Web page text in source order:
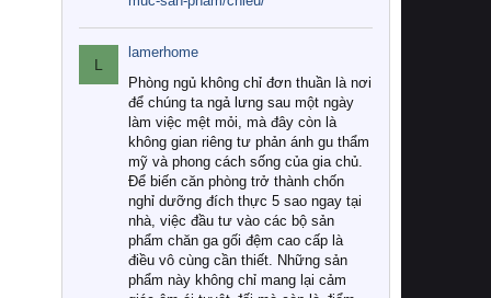
L
lamerhome
Phòng ngủ không chỉ đơn thuần là nơi
để chúng ta ngả lưng sau một ngày
làm việc mệt mỏi, mà đây còn là
không gian riêng tư phản ánh gu thẩm
mỹ và phong cách sống của gia chủ.
Để biến căn phòng trở thành chốn
nghỉ dưỡng đích thực 5 sao ngay tại
nhà, việc đầu tư vào các bộ sản
phẩm chăn ga gối đệm cao cấp là
điều vô cùng cần thiết. Những sản
phẩm này không chỉ mang lại cảm